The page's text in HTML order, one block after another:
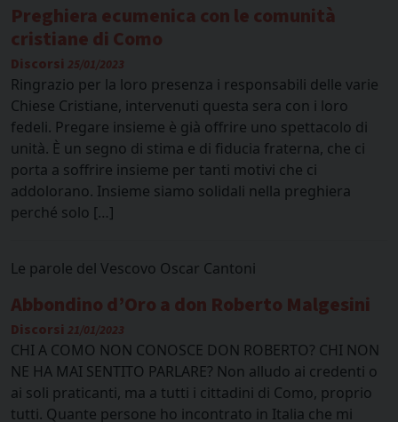
Preghiera ecumenica con le comunità
cristiane di Como
Discorsi 25/01/2023
Ringrazio per la loro presenza i responsabili delle varie
Chiese Cristiane, intervenuti questa sera con i loro
fedeli. Pregare insieme è già offrire uno spettacolo di
unità. È un segno di stima e di fiducia fraterna, che ci
porta a soffrire insieme per tanti motivi che ci
addolorano. Insieme siamo solidali nella preghiera
perché solo […]
Le parole del Vescovo Oscar Cantoni
Abbondino d’Oro a don Roberto Malgesini
Discorsi 21/01/2023
CHI A COMO NON CONOSCE DON ROBERTO? CHI NON
NE HA MAI SENTITO PARLARE? Non alludo ai credenti o
ai soli praticanti, ma a tutti i cittadini di Como, proprio
tutti. Quante persone ho incontrato in Italia che mi